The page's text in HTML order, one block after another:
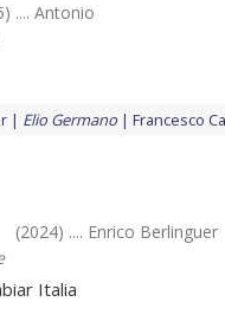
.... Antonio
Elio Germano Francesco
(2024) .... Enrico Berlinguer
Italia